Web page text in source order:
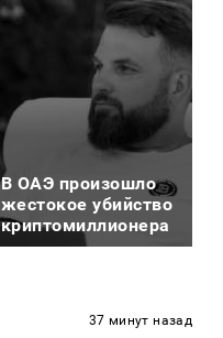
В ОАЭ произошло
жестокое убийство
криптомиллионера
37 минут назад